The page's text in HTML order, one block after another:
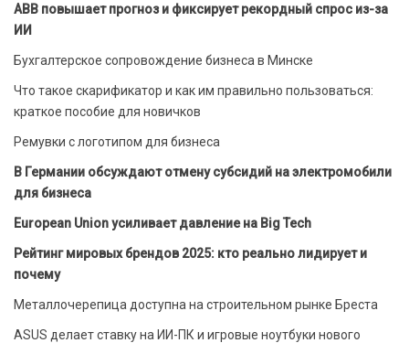
ABB повышает прогноз и фиксирует рекордный спрос из-за
ИИ
Бухгалтерское сопровождение бизнеса в Минске
Что такое скарификатор и как им правильно пользоваться:
краткое пособие для новичков
Ремувки с логотипом для бизнеса
В Германии обсуждают отмену субсидий на электромобили
для бизнеса
European Union усиливает давление на Big Tech
Рейтинг мировых брендов 2025: кто реально лидирует и
почему
Металлочерепица доступна на строительном рынке Бреста
ASUS делает ставку на ИИ-ПК и игровые ноутбуки нового